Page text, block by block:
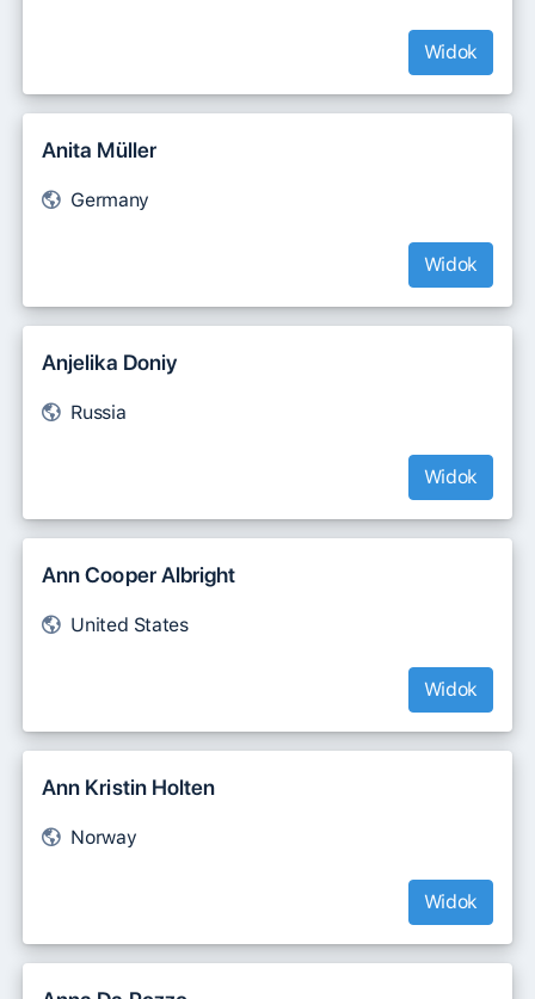
Widok
Anita Müller
Germany
Widok
Anjelika Doniy
Russia
Widok
Ann Cooper Albright
United States
Widok
Ann Kristin Holten
Norway
Widok